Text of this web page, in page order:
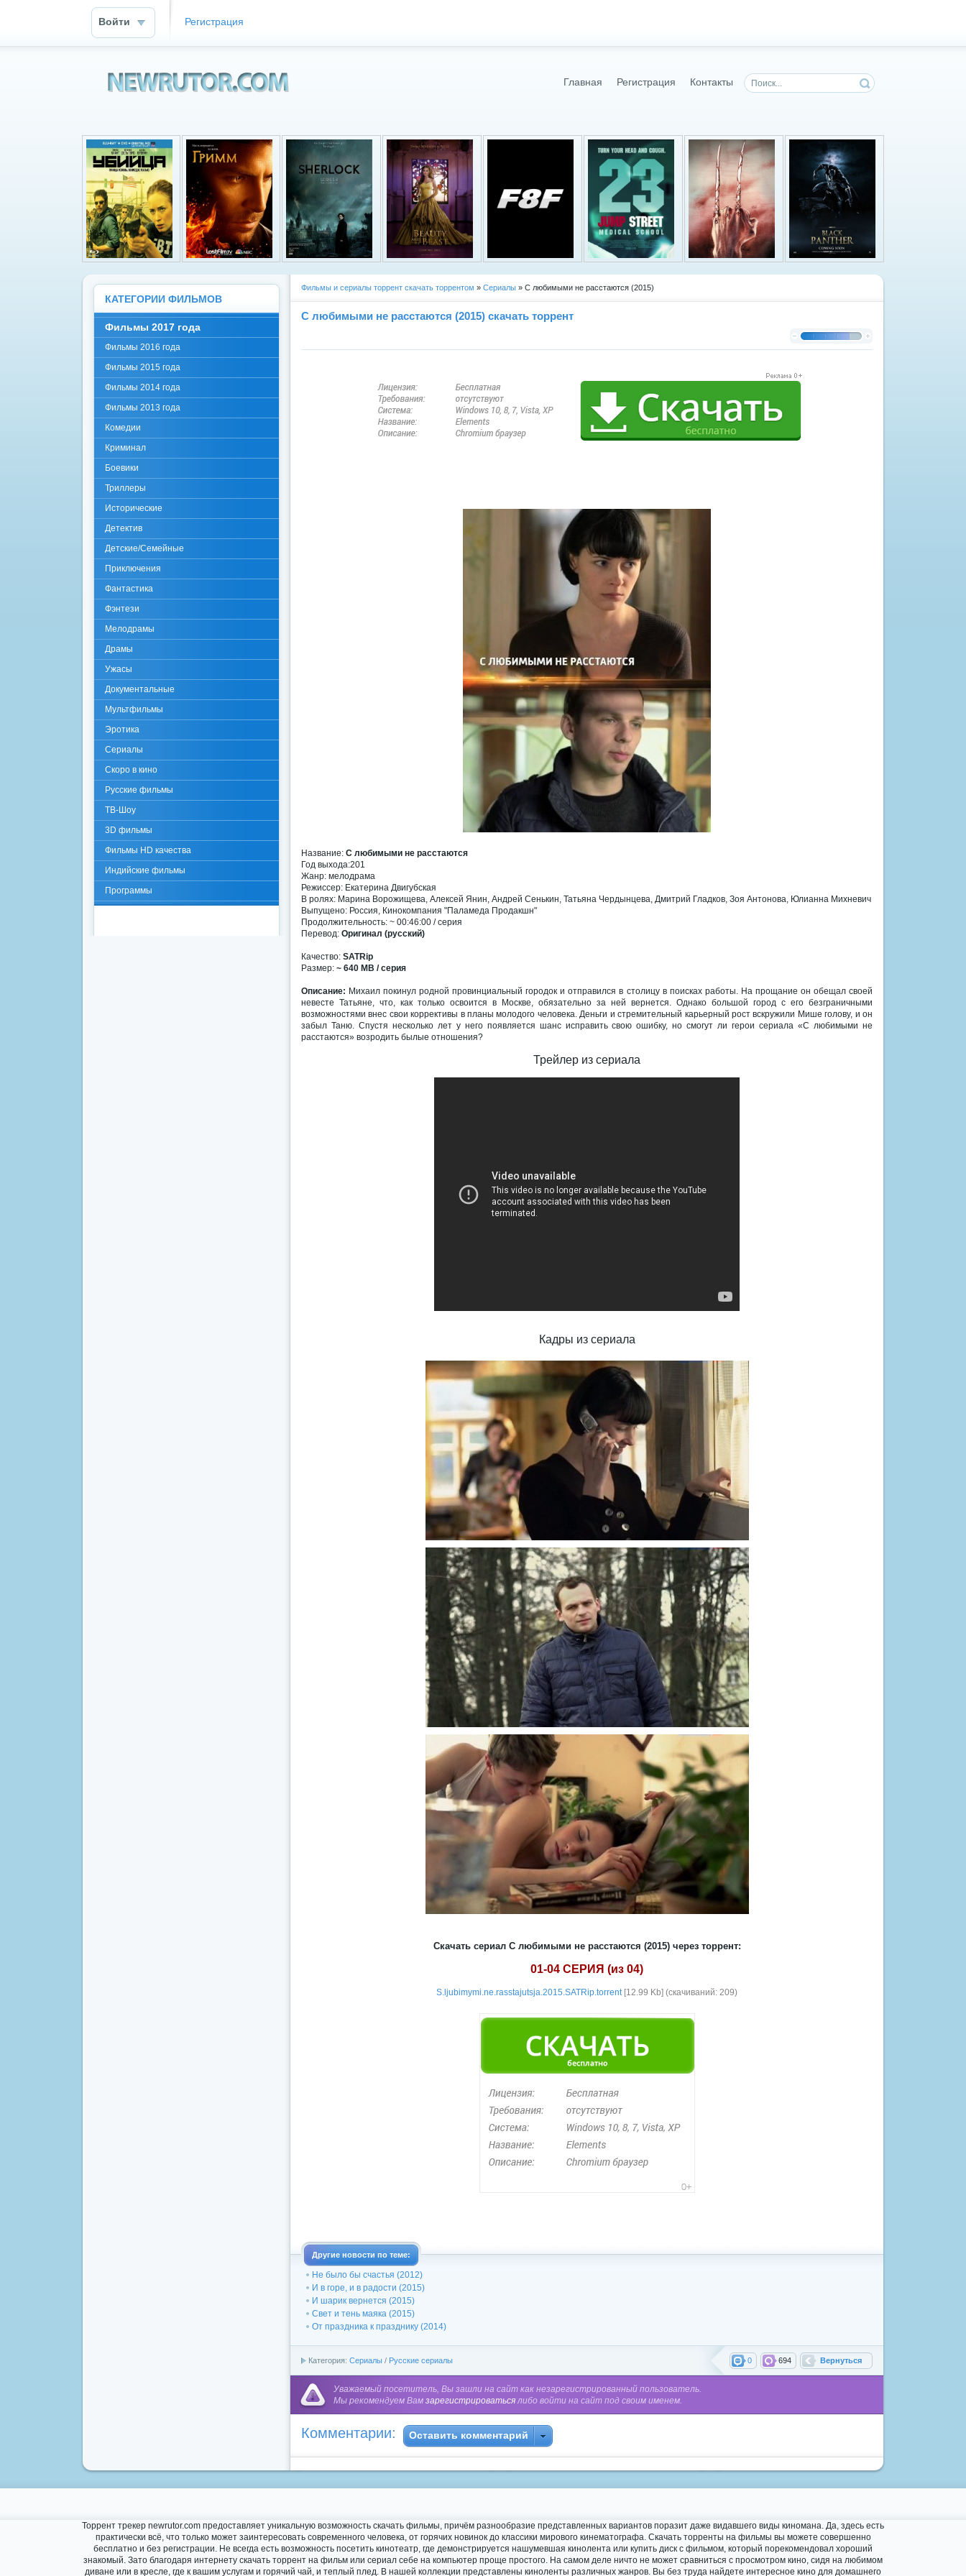
Войти Регистрация
Главная Регистрация Контакты
Фильмы и сериалы торрент скачать торрентом » Сериалы » С любимыми не расстаются (2015)
С любимыми не расстаются (2015) скачать торрент
Название: С любимыми не расстаются
Год выхода:201
Жанр: мелодрама
Режиссер: Екатерина Двигубская
В ролях: Марина Ворожищева, Алексей Янин, Андрей Сенькин, Татьяна Чердынцева, Дмитрий Гладков, Зоя Антонова, Юлианна Михневич
Выпущено: Россия, Кинокомпания "Паламеда Продакшн"
Продолжительность: ~ 00:46:00 / серия
Перевод: Оригинал (русский)
Качество: SATRip
Размер: ~ 640 MB / серия
Описание: Михаил покинул родной провинциальный городок и отправился в столицу в поисках работы. На прощание он обещал своей
невесте Татьяне, что, как только освоится в Москве, обязательно за ней вернется. Однако большой город с его безграничными
возможностями внес свои коррективы в планы молодого человека. Деньги и стремительный карьерный рост вскружили Мише голову, и он
забыл Таню. Спустя несколько лет у него появляется шанс исправить свою ошибку, но смогут ли герои сериала «С любимыми не
расстаются» возродить былые отношения?
Трейлер из сериала
Кадры из сериала
Скачать сериал С любимыми не расстаются (2015) через торрент:
01-04 СЕРИЯ (из 04)
S.ljubimymi.ne.rasstajutsja.2015.SATRip.torrent[12.99 Kb] (cкачиваний: 209)
Другие новости по теме:
Не было бы счастья (2012)
И в горе, и в радости (2015)
И шарик вернется (2015)
Свет и тень маяка (2015)
От праздника к празднику (2014)
Вернуться
694
0
Категория: Сериалы / Русские сериалы
Уважаемый посетитель, Вы зашли на сайт как незарегистрированный пользователь.
Мы рекомендуем Вам зарегистрироватьсялибо войти на сайт под своим именем.
Комментарии: Оставить комментарий
КАТЕГОРИИ ФИЛЬМОВ
Фильмы 2017 года
Фильмы 2016 года
Фильмы 2015 года
Фильмы 2014 года
Фильмы 2013 года
Комедии
Криминал
Боевики
Триллеры
Исторические
Детектив
Детские/Семейные
Приключения
Фантастика
Фэнтези
Мелодрамы
Драмы
Ужасы
Документальные
Мультфильмы
Эротика
Сериалы
Скоро в кино
Русские фильмы
ТВ-Шоу
3D фильмы
Фильмы HD качества
Индийские фильмы
Программы
Торрент трекер newrutor.com предоставляет уникальную возможность скачать фильмы, причём разнообразие представленных вариантов поразит даже видавшего виды киномана. Да, здесь есть
практически всё, что только может заинтересовать современного человека, от горячих новинок до классики мирового кинематографа. Скачать торренты на фильмы вы можете совершенно
бесплатно и без регистрации. Не всегда есть возможность посетить кинотеатр, где демонстрируется нашумевшая кинолента или купить диск с фильмом, который порекомендовал хороший
знакомый. Зато благодаря интернету скачать торрент на фильм или сериал себе на компьютер проще простого. На самом деле ничто не может сравниться с просмотром кино, сидя на любимом
диване или в кресле, где к вашим услугам и горячий чай, и теплый плед. В нашей коллекции представлены киноленты различных жанров. Вы без труда найдете интересное кино для домашнего